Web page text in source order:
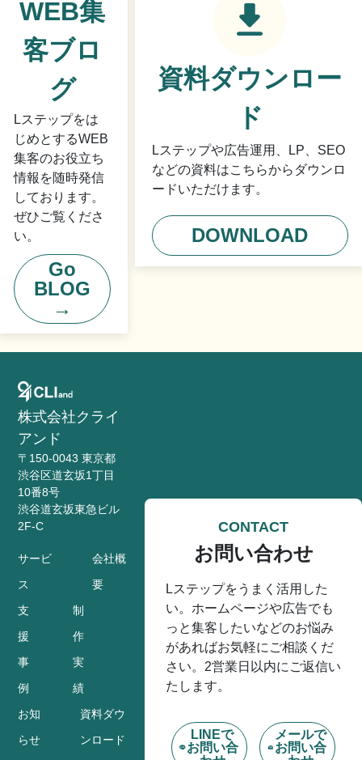
WEB集
客ブロ
グ
Lステップをは
じめとするWEB
集客のお役立ち
情報を随時発信
しております。
ぜひご覧くださ
い。
Go
BLOG
→
資料ダウンロー
ド
Lステップや広告運用、LP、SEO
などの資料はこちらからダウンロ
ードいただけます。
DOWNLOAD
CONTACT
お問い合わせ
Lステップをうまく活用した
い。ホームページや広告でも
っと集客したいなどのお悩み
があればお気軽にご相談くだ
さい。2営業日以内にご返信い
たします。
LINEで
お問い合
メールで
お問い合
株式会社クライ
アンド
〒150-0043 東京都
渋谷区道玄坂1丁目
10番8号
渋谷道玄坂東急ビル
2F-C
サービ
ス
会社概
要
支
援
事
例
制
作
実
績
お知
らせ
資料ダウ
ンロード